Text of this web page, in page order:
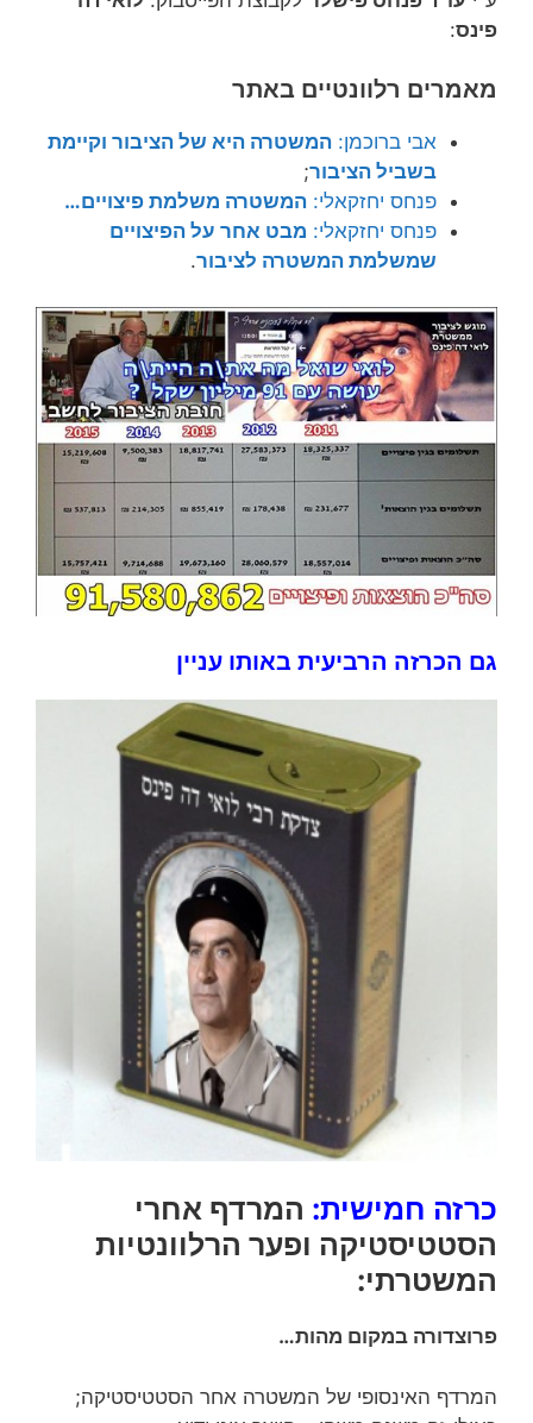
פינס:
מאמרים רלוונטיים באתר
אבי ברוכמן: המשטרה היא של הציבור וקיימת
בשביל הציבור;
פנחס יחזקאלי: המשטרה משלמת פיצויים…
פנחס יחזקאלי: מבט אחר על הפיצויים
שמשלמת המשטרה לציבור.
גם הכרזה הרביעית באותו עניין
כרזה חמישית: המרדף אחרי
הסטטיסטיקה ופער הרלוונטיות
המשטרתי:
פרוצדורה במקום מהות…
המרדף האינסופי של המשטרה אחר הסטטיסטיקה;